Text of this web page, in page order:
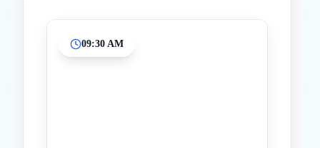
09:30 AM